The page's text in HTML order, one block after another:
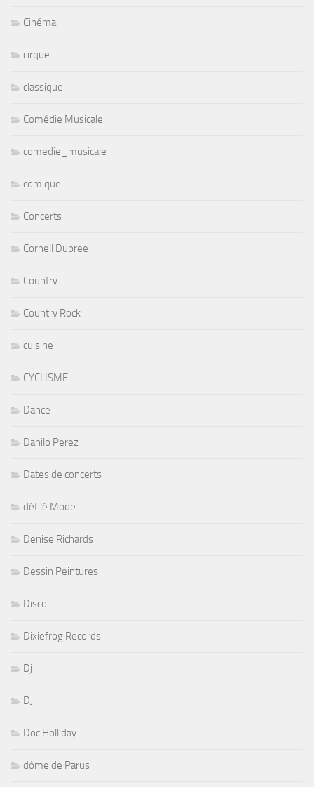
Cinéma
cirque
classique
Comédie Musicale
comedie_musicale
comique
Concerts
Cornell Dupree
Country
Country Rock
cuisine
CYCLISME
Dance
Danilo Perez
Dates de concerts
défilé Mode
Denise Richards
Dessin Peintures
Disco
Dixiefrog Records
Dj
DJ
Doc Holliday
dôme de Parus